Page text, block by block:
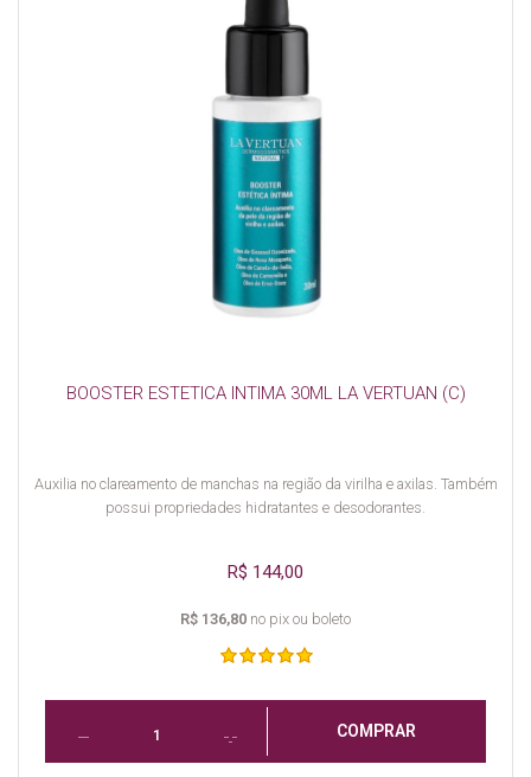
BOOSTER ESTETICA INTIMA 30ML LA VERTUAN (C)
Auxilia no clareamento de manchas na região da virilha e axilas. Também
possui propriedades hidratantes e desodorantes.
R$ 144,00
R$ 136,80 no pix ou boleto
COMPRAR